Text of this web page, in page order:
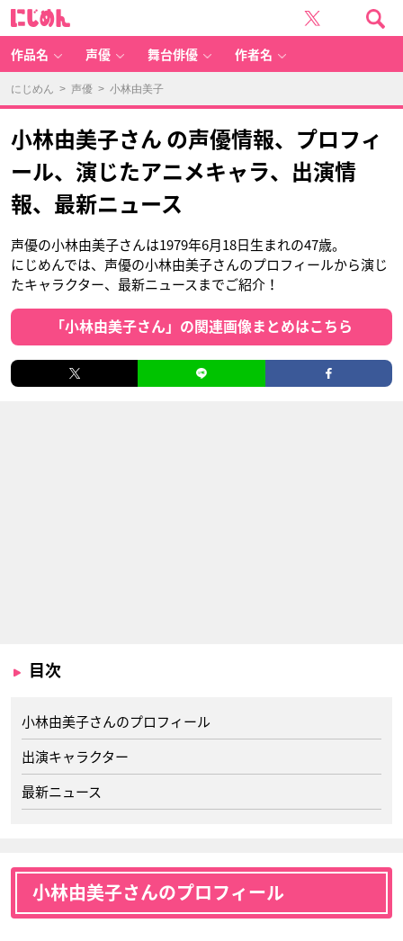
作品名 声優 舞台俳優 作者名
にじめん > 声優 > 小林由美子
小林由美子さん の声優情報、プロフィ
ール、演じたアニメキャラ、出演情
報、最新ニュース
声優の小林由美子さんは1979年6月18日生まれの47歳。
にじめんでは、声優の小林由美子さんのプロフィールから演じ
たキャラクター、最新ニュースまでご紹介！
「小林由美子さん」の関連画像まとめはこちら
目次
小林由美子さんのプロフィール
出演キャラクター
最新ニュース
小林由美子さんのプロフィール